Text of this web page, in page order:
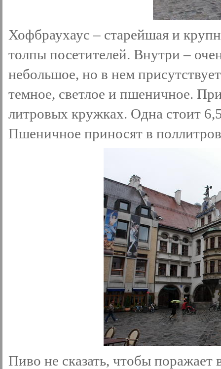
Хофбраухаус – старейшая и
толпы посетителей. Внутри –
небольшое, но в нем
темное, светлое и пшеничное.
литровых кружках. Одна стоит
Пшеничное приносят в
Пиво не сказать, чтобы